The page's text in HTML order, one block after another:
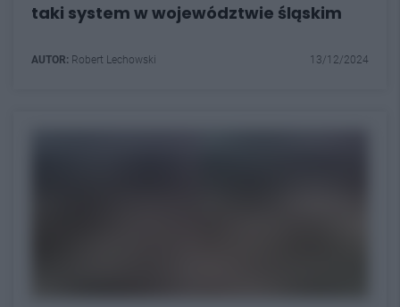
taki system w województwie śląskim
AUTOR: Robert Lechowski 13/12/2024